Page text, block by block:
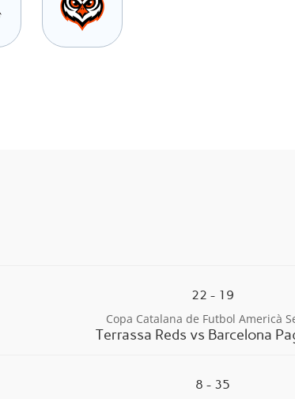
22 - 19
Copa Catalana de Futbol Americà
Terrassa Reds vs Barcelona
8 - 35